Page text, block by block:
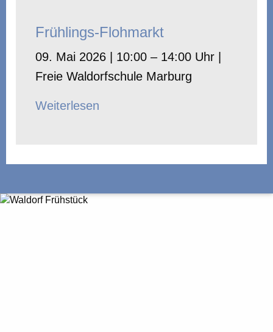
Frühlings-Flohmarkt
09. Mai 2026 | 10:00 – 14:00 Uhr |
Freie Waldorfschule Marburg
Weiterlesen